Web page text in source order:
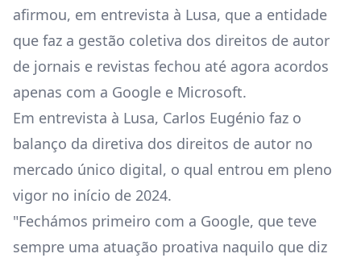
afirmou, em entrevista à Lusa, que a entidade
que faz a gestão coletiva dos direitos de autor
de jornais e revistas fechou até agora acordos
apenas com a Google e Microsoft.
Em entrevista à Lusa, Carlos Eugénio faz o
balanço da diretiva dos direitos de autor no
mercado único digital, o qual entrou em pleno
vigor no início de 2024.
"Fechámos primeiro com a Google, que teve
sempre uma atuação proativa naquilo que diz